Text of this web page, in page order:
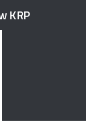
KRP